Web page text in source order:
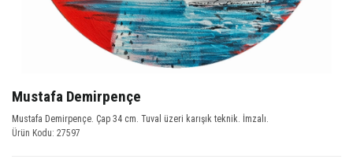
Mustafa Demirpençe
Mustafa Demirpençe. Çap 34 cm. Tuval üzeri karışık teknik. İmzalı.
Ürün Kodu: 27597